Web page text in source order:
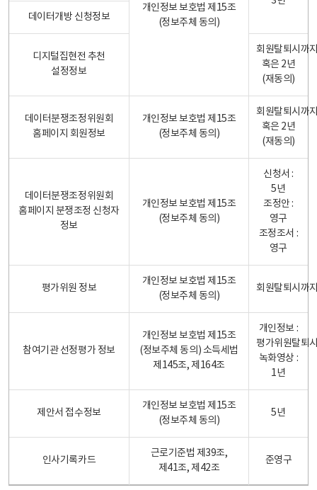
개인정보 보호법 제15조
(정보주체 동의)
데이터개방 신청정보
디지털집현전 추천
설정정보
회원탈퇴시까
혹은 2년
(재동의)
데이터분쟁조정위원회
홈페이지 회원정보
개인정보 보호법 제15조
(정보주체 동의)
회원탈퇴시까
혹은 2년
(재동의)
데이터분쟁조정위원회
홈페이지 분쟁조정 신청자
정보
개인정보 보호법 제15조
(정보주체 동의)
신청서 :
5년
조정안 :
영구
조정조서 :
영구
평가위원 정보
개인정보 보호법 제15조
(정보주체 동의)
회원탈퇴시까
참여기관 선정평가 정보
개인정보 보호법 제15조
(정보주체 동의) 소득세법
제145조, 제164조
개인정보 :
평가위원탈퇴
녹화영상 :
1년
제안서 접수정보
개인정보 보호법 제15조
(정보주체 동의)
5년
인사기록카드
근로기준법 제39조,
제41조, 제42조
준영구